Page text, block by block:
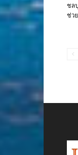
ชล
ช่ว